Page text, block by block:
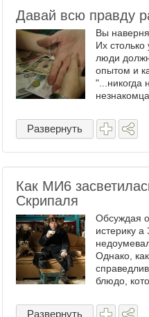
Давай всю правду
Вы
Их
люди
опытом и
"...никогда
этом
следует
Развернуть
Как МИ6
Скрипаля
Обсуждая
истерику а
Однако,
блюдо,
плане не
Терезы
Развернуть